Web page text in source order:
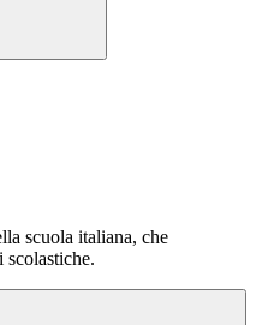
scuola italiana, che
scolastiche.